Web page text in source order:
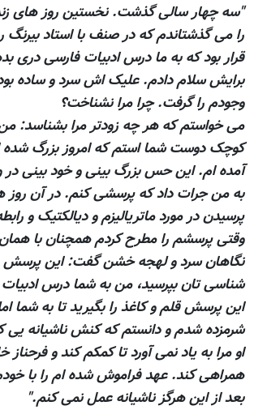
"سه چهار سالی گذشت. نخستین روز های
را می گذشتاندم که در صنف با استاد بیرنگ
قرار بود که به ما درس ادبیات فارسی دری
برایش سلام دادم. علیک اش سرد و ساده
وجودم را گرفت. چرا مرا نشناخت؟
می خواستم که هر چه زودتر مرا بشناسد:
کوچک دوست شما استم که امروز بزرگ شده
آمده ام. این حس بزرگ بینی و خود بینی
به من جرات داد که پرسشی کنم. در آن روز
پرسیدن در مورد ماتریالیزم و دیالکتیک و
وقتی پرسشم را مطرح کردم همچنان با
نگاهان سرد و لهجه خشن گفت: این پرسش
شناسی تان بپرسید، من به شما درس
این پرسش قلم و کاغذ را بگیرید تا به شما
شرمزده شدم و دانستم که کنش ناشیانه یی
او مرا به یاد نمی آورد تا کمکم کند و فرحناز
همراهی کند. عهد فراموش شده ام را با
بعد از این هرگز ناشیانه عمل نمی کنم."